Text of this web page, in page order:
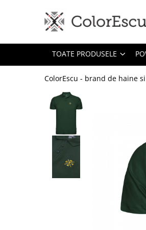
Toate produsele
Tricouri damă
Tricouri copii
Tricouri polo
Tricouri sport tehnice
Bluze si hanorace
Bluze si hanorace bărbați
Bluze si hanorace damă
Bluze de trening | Bluze tehnice
TOATE PRODUSELE
ColorEscu - brand de haine